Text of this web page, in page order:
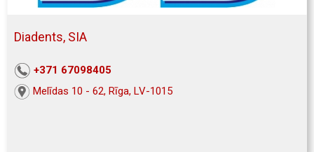
Diadents, SIA
+371 67098405
Melīdas 10 - 62, Rīga, LV-1015